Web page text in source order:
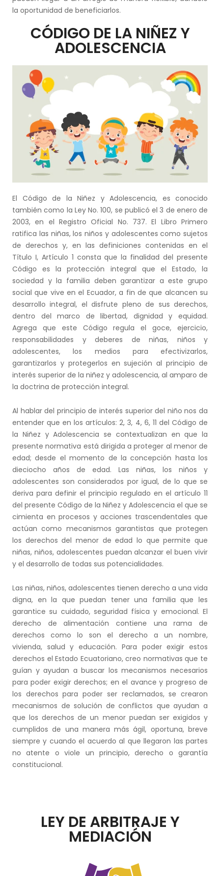
la oportunidad de beneficiarlos.
CÓDIGO DE LA NIÑEZ Y
ADOLESCENCIA
El Código de la Niñez y Adolescencia, es conocido
también como la Ley No. 100, se publicó el 3 de enero de
2003, en el Registro Oficial No. 737. El Libro Primero
ratifica las niñas, los niños y adolescentes como sujetos
de derechos y, en las definiciones contenidas en el
Título I, Artículo 1 consta que la finalidad del presente
Código es la protección integral que el Estado, la
sociedad y la familia deben garantizar a este grupo
social que vive en el Ecuador, a fin de que alcancen su
desarrollo integral, el disfrute pleno de sus derechos,
dentro del marco de libertad, dignidad y equidad.
Agrega que este Código regula el goce, ejercicio,
responsabilidades y deberes de niñas, niños y
adolescentes, los medios para efectivizarlos,
garantizarlos y protegerlos en sujeción al principio de
interés superior de la niñez y adolescencia, al amparo de
la doctrina de protección integral.
Al hablar del principio de interés superior del niño nos da
entender que en los artículos: 2, 3, 4, 6, 11 del Código de
la Niñez y Adolescencia se contextualizan en que la
presente normativa está dirigida a proteger al menor de
edad; desde el momento de la concepción hasta los
dieciocho años de edad. Las niñas, los niños y
adolescentes son considerados por igual, de lo que se
deriva para definir el principio regulado en el artículo 11
del presente Código de la Niñez y Adolescencia el que se
cimienta en procesos y acciones trascendentales que
actúan como mecanismos garantistas que protegen
los derechos del menor de edad lo que permite que
niñas, niños, adolescentes puedan alcanzar el buen vivir
y el desarrollo de todas sus potencialidades.
Las niñas, niños, adolescentes tienen derecho a una vida
digna, en la que puedan tener una familia que les
garantice su cuidado, seguridad física y emocional. El
derecho de alimentación contiene una rama de
derechos como lo son el derecho a un nombre,
vivienda, salud y educación. Para poder exigir estos
derechos el Estado Ecuatoriano, creo normativas que te
guían y ayudan a buscar los mecanismos necesarios
para poder exigir derechos; en el avance y progreso de
los derechos para poder ser reclamados, se crearon
mecanismos de solución de conflictos que ayudan a
que los derechos de un menor puedan ser exigidos y
cumplidos de una manera más ágil, oportuna, breve
siempre y cuando el acuerdo al que llegaron las partes
no atente o viole un principio, derecho o garantía
constitucional.
LEY DE ARBITRAJE Y
MEDIACIÓN